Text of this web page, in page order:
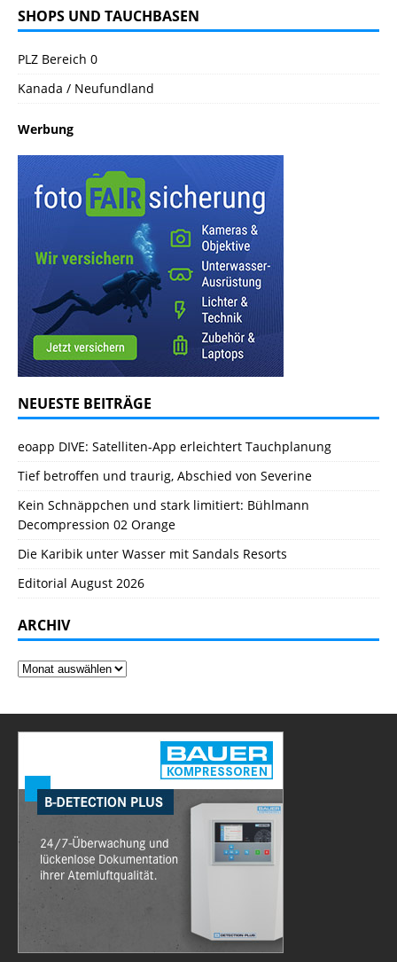
SHOPS UND TAUCHBASEN
PLZ Bereich 0
Kanada / Neufundland
Werbung
NEUESTE BEITRÄGE
eoapp DIVE: Satelliten-App erleichtert Tauchplanung
Tief betroffen und traurig, Abschied von Severine
Kein Schnäppchen und stark limitiert: Bühlmann
Decompression 02 Orange
Die Karibik unter Wasser mit Sandals Resorts
Editorial August 2026
ARCHIV